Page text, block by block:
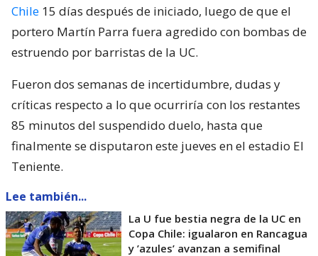
Chile 15 días después de iniciado, luego de que el
portero Martín Parra fuera agredido con bombas de
estruendo por barristas de la UC.
Fueron dos semanas de incertidumbre, dudas y
críticas respecto a lo que ocurriría con los restantes
85 minutos del suspendido duelo, hasta que
finalmente se disputaron este jueves en el estadio El
Teniente.
Lee también...
La U fue bestia negra de la UC en
Copa Chile: igualaron en Rancagua
y ’azules’ avanzan a semifinal